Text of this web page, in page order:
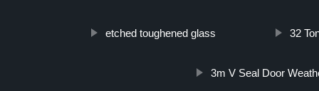
etched toughened glass 32
3m V Seal Door